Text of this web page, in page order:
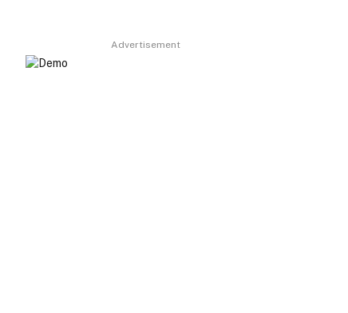
Advertisement